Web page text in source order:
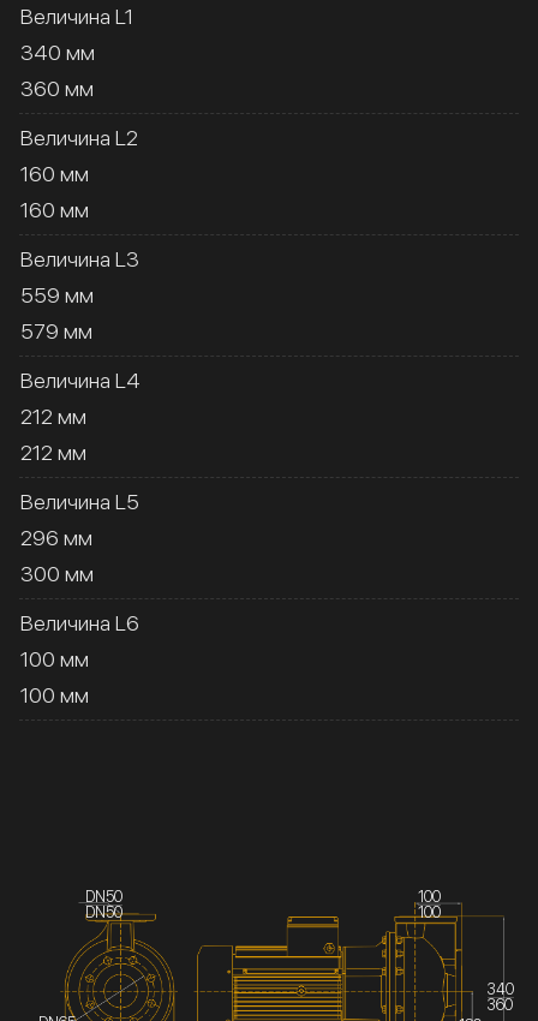
Величина L1
340 мм
360 мм
Величина L2
160 мм
160 мм
Величина L3
559 мм
579 мм
Величина L4
212 мм
212 мм
Величина L5
296 мм
300 мм
Величина L6
100 мм
100 мм
DN50
DN50
340
360
100
100